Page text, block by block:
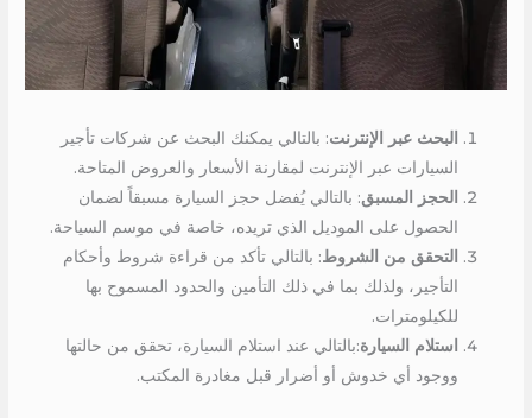
البحث عبر الإنترنت: بالتالي يمكنك البحث عن شركات تأجير
السيارات عبر الإنترنت لمقارنة الأسعار والعروض المتاحة.
الحجز المسبق: بالتالي يُفضل حجز السيارة مسبقاً لضمان
الحصول على الموديل الذي تريده، خاصة في موسم السياحة.
التحقق من الشروط: بالتالي تأكد من قراءة شروط وأحكام
التأجير، ولذلك بما في ذلك التأمين والحدود المسموح بها
للكيلومترات.
استلام السيارة:بالتالي عند استلام السيارة، تحقق من حالتها
ووجود أي خدوش أو أضرار قبل مغادرة المكتب.